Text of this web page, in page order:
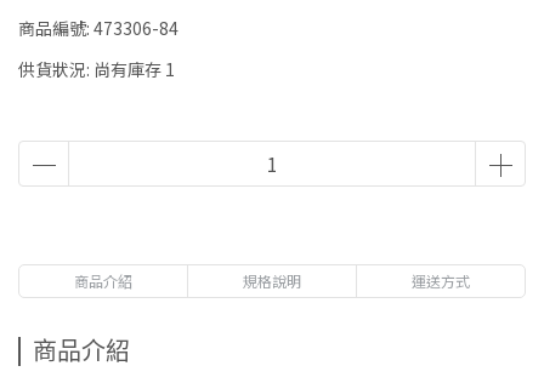
商品編號: 473306-84
供貨狀況: 尚有庫存 1
商品介紹 規格說明 運送方式
商品介紹